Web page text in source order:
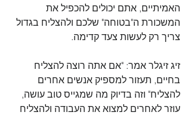
האמיתיים, אתם יכולים להכפיל את
המשכורת ה"בטוחה" שלכם ולהצליח בגדול
צריך רק לעשות צעד קדימה.
זיג זיגלר אמר: "אם אתה רוצה להצליח
בחיים, תעזור למספיק אנשים אחרים
להצליח" וזה בדיוק מה שמגייס טוב עושה,
עוזר לאחרים למצוא את העבודה ולהצליח